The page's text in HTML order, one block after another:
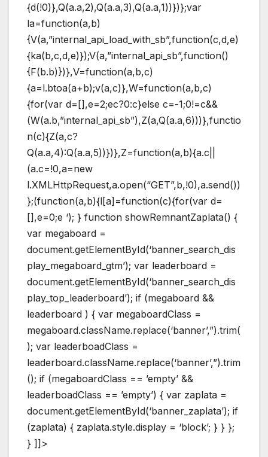
{d(!0)},Q(a.a,2),Q(a.a,3),Q(a.a,1))})};var
la=function(a,b)
{V(a,”internal_api_load_with_sb”,function(c,d,e)
{ka(b,c,d,e)});V(a,”internal_api_sb”,function()
{F(b.b)})},V=function(a,b,c)
{a=l.btoa(a+b);v(a,c)},W=function(a,b,c)
{for(var d=[],e=2;ec?0:c}else c=-1;0!=c&&
(W(a.b,”internal_api_sb”),Z(a,Q(a.a,6)))},functio
n(c){Z(a,c?
Q(a.a,4):Q(a.a,5))})},Z=function(a,b){a.c||
(a.c=!0,a=new
l.XMLHttpRequest,a.open(“GET”,b,!0),a.send())
};(function(a,b){l[a]=function(c){for(var d=
[],e=0;e ‘); } function showRemnantZaplata() {
var megaboard =
document.getElementById(‘banner_search_dis
play_megaboard_gtm’); var leaderboard =
document.getElementById(‘banner_search_dis
play_top_leaderboard’); if (megaboard &&
leaderboard ) { var megaboardClass =
megaboard.className.replace(‘banner’,”).trim(
); var leaderboadClass =
leaderboard.className.replace(‘banner’,”).trim
(); if (megaboardClass == ’empty’ &&
leaderboadClass == ’empty’) { var zaplata =
document.getElementById(‘banner_zaplata’); if
(zaplata) { zaplata.style.display = ‘block’; } } };
} ]]>